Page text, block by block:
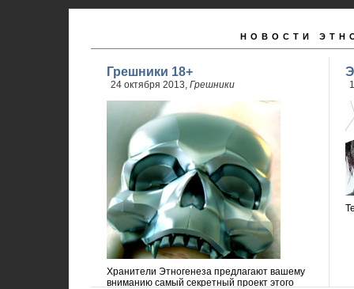
НОВОСТИ
Грешники 18+
24 октября 2013, Грешники
Хранители Этногенеза предлагают вашему
вниманию самый секретный проект этого